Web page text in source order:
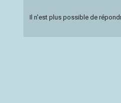
Il n'est plus possible de